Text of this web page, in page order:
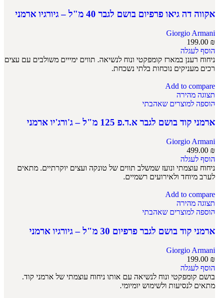
אקווה דה גיאו פרפיום בושם לגבר 40 מ"ל – גיורגיו ארמני
Giorgio Armani
199.00 ₪
הוסף לעגלה
ניחוח רענן במארז קומפקטי ונוח לנשיאה. תווים ימייים משולבים עם עצים
רכים מעניקים נוכחות בלתי נשכחת.
Add to compare
תצוגה מהירה
הוספה למוצרים שאהבתי
ארמני קוד בושם לגבר א.ד.פ 125 מ"ל – ג'ורג'יו ארמני
Giorgio Armani
499.00 ₪
הוסף לעגלה
ניחוח עוצמתי ונועז שמשלב תווים של טונקה ועצים יוקרתיים. מתאים
לערב מיוחד ולאירועים רשמיים.
Add to compare
תצוגה מהירה
הוספה למוצרים שאהבתי
ארמני קוד בושם לגבר פרפיום 30 מ"ל – גיורגיו ארמני
Giorgio Armani
199.00 ₪
הוסף לעגלה
בושם קומפקטי ונוח לנשיאה עם אותו ניחוח עוצמתי של ארמני קוד.
מתאים לנסיעות ולשימוש יומיומי.